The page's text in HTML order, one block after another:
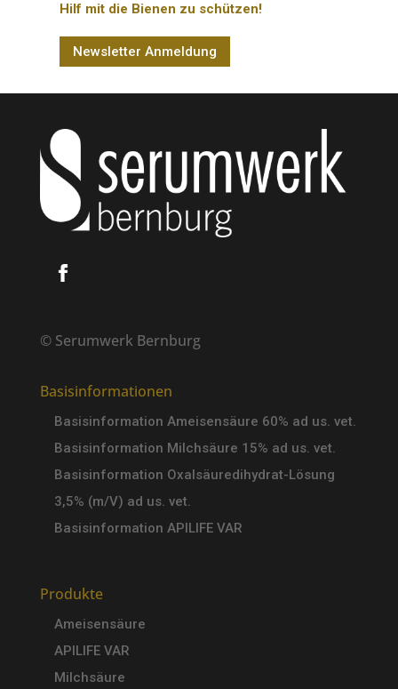
Hilf mit die Bienen zu schützen!
Newsletter Anmeldung
© Serumwerk Bernburg
Basisinformationen
Basisinformation Ameisensäure 60% ad us. vet.
Basisinformation Milchsäure 15% ad us. vet.
Basisinformation Oxalsäuredihydrat-Lösung
3,5% (m/V) ad us. vet.
Basisinformation APILIFE VAR
Produkte
Ameisensäure
APILIFE VAR
Milchsäure